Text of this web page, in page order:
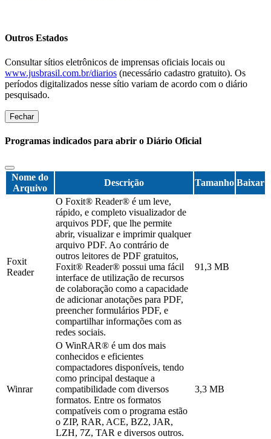
Outros Estados
Consultar sítios eletrônicos de imprensas oficiais locais ou
www.jusbrasil.com.br/diarios (necessário cadastro gratuito). Os
períodos digitalizados nesse sítio variam de acordo com o diário
pesquisado.
Fechar
Programas indicados para abrir o Diário Oficial
Nome do
Arquivo
Descrição Tamanho Baixar
Foxit
Reader
O Foxit® Reader® é um leve,
rápido, e completo visualizador de
arquivos PDF, que lhe permite
abrir, visualizar e imprimir qualquer
arquivo PDF. Ao contrário de
outros leitores de PDF gratuitos,
Foxit® Reader® possui uma fácil
interface de utilização de recursos
de colaboração como a capacidade
de adicionar anotações para PDF,
preencher formulários PDF, e
compartilhar informações com as
redes sociais.
91,3 MB
Winrar
O WinRAR® é um dos mais
conhecidos e eficientes
compactadores disponíveis, tendo
como principal destaque a
compatibilidade com diversos
formatos. Entre os formatos
compatíveis com o programa estão
o ZIP, RAR, ACE, BZ2, JAR,
LZH, 7Z, TAR e diversos outros.
3,3 MB